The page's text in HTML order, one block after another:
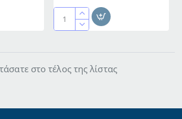
Extra
διάσταση
στο τέλος της λίστας